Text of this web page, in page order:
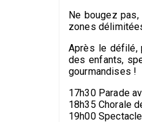
Ne bougez
zones
Après le défilé,
des enfants,
gourmandises !
17h30 Parade
18h35 Chorale
19h00